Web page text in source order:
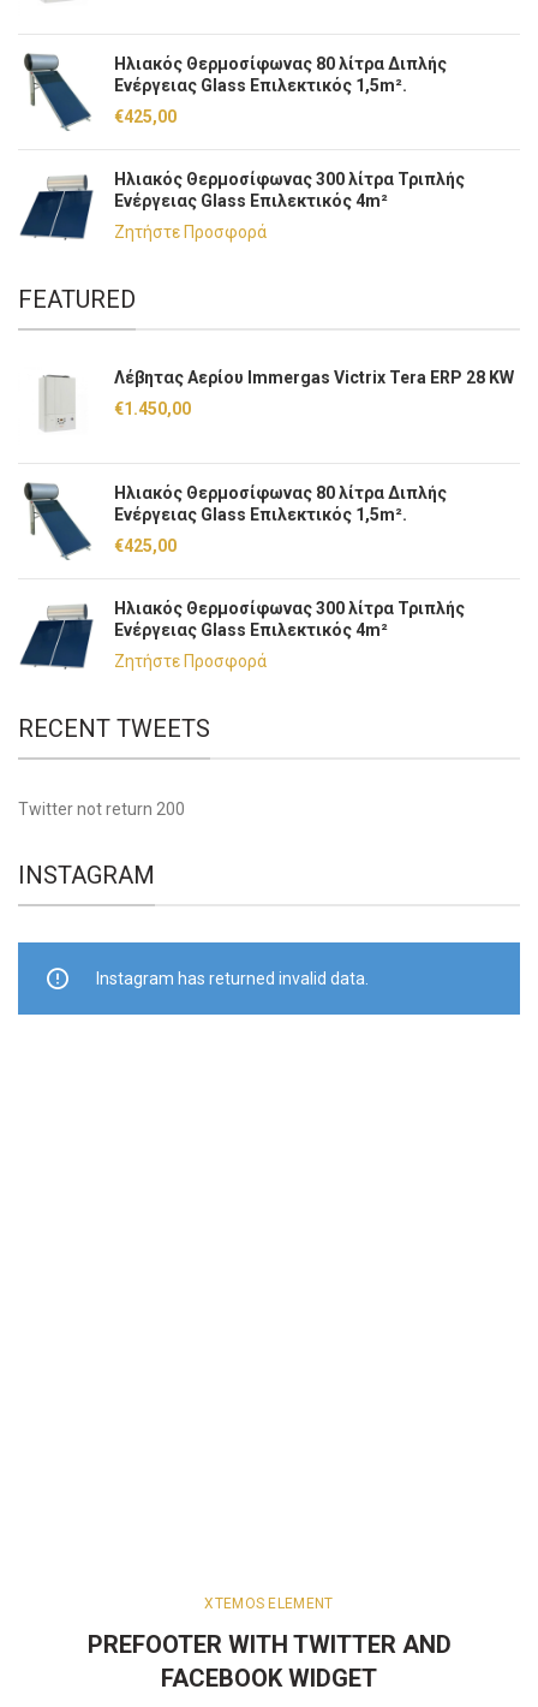
Ηλιακός Θερμοσίφωνας 80 λίτρα Διπλής
Ενέργειας Glass Επιλεκτικός 1,5m².
€425,00
Ηλιακός Θερμοσίφωνας 300 λίτρα Τριπλής
Ενέργειας Glass Επιλεκτικός 4m²
Ζητήστε Προσφορά
FEATURED
Λέβητας Αερίου Immergas Victrix Tera ERP 28 KW
€1.450,00
Ηλιακός Θερμοσίφωνας 80 λίτρα Διπλής
Ενέργειας Glass Επιλεκτικός 1,5m².
€425,00
Ηλιακός Θερμοσίφωνας 300 λίτρα Τριπλής
Ενέργειας Glass Επιλεκτικός 4m²
Ζητήστε Προσφορά
RECENT TWEETS
Twitter not return 200
INSTAGRAM
Instagram has returned invalid data.
XTEMOS ELEMENT
PREFOOTER WITH TWITTER AND
FACEBOOK WIDGET